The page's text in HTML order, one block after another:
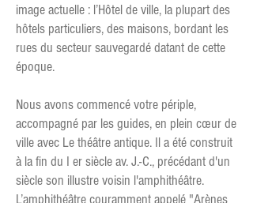
image actuelle : l’Hôtel de ville, la plupart des
hôtels particuliers, des maisons, bordant les
rues du secteur sauvegardé datant de cette
époque.
Nous avons commencé votre périple,
accompagné par les guides, en plein cœur de
ville avec Le théâtre antique. Il a été construit
à la fin du I er siècle av. J.-C., précédant d'un
siècle son illustre voisin l'amphithéâtre.
L’amphithéâtre couramment appelé "Arènes